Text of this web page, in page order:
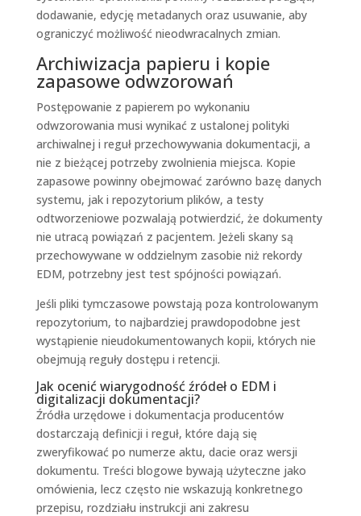
dodawanie, edycję metadanych oraz usuwanie, aby
ograniczyć możliwość nieodwracalnych zmian.
Archiwizacja papieru i kopie
zapasowe odwzorowań
Postępowanie z papierem po wykonaniu
odwzorowania musi wynikać z ustalonej polityki
archiwalnej i reguł przechowywania dokumentacji, a
nie z bieżącej potrzeby zwolnienia miejsca. Kopie
zapasowe powinny obejmować zarówno bazę danych
systemu, jak i repozytorium plików, a testy
odtworzeniowe pozwalają potwierdzić, że dokumenty
nie utracą powiązań z pacjentem. Jeżeli skany są
przechowywane w oddzielnym zasobie niż rekordy
EDM, potrzebny jest test spójności powiązań.
Jeśli pliki tymczasowe powstają poza kontrolowanym
repozytorium, to najbardziej prawdopodobne jest
wystąpienie nieudokumentowanych kopii, których nie
obejmują reguły dostępu i retencji.
Jak ocenić wiarygodność źródeł o EDM i
digitalizacji dokumentacji?
Źródła urzędowe i dokumentacja producentów
dostarczają definicji i reguł, które dają się
zweryfikować po numerze aktu, dacie oraz wersji
dokumentu. Treści blogowe bywają użyteczne jako
omówienia, lecz często nie wskazują konkretnego
przepisu, rozdziału instrukcji ani zakresu